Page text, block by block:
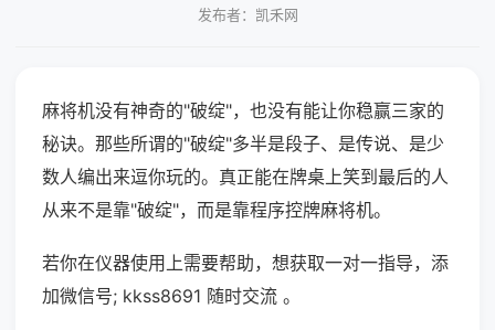
发布者：凯禾网
麻将机没有神奇的"破绽"，也没有能让你稳赢三家的
秘诀。那些所谓的"破绽"多半是段子、是传说、是少
数人编出来逗你玩的。真正能在牌桌上笑到最后的人
从来不是靠"破绽"，而是靠程序控牌麻将机。
若你在仪器使用上需要帮助，想获取一对一指导，添
加微信号; kkss8691 随时交流 。